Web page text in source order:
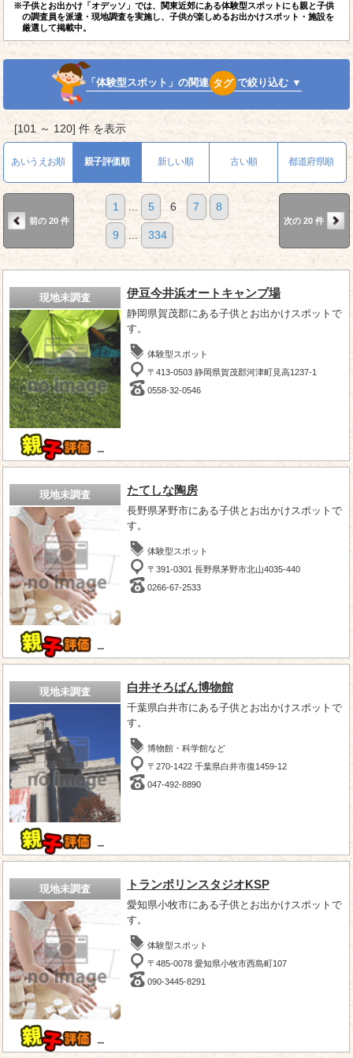
※子供とお出かけ「オデッソ」では、関東近郊にある体験型スポットにも親と子供
の調査員を派遣・現地調査を実施し、子供が楽しめるお出かけスポット・施設を
厳選して掲載中。
「体験型スポット」の関連 タグ で絞り込む ▼
[101 ～ 120] 件 を表示
あいうえお順 親子評価順 新しい順 古い順 都道府県順
前の 20 件
1 ... 5 6 7 8
9 ... 334
次の 20 件
現地未調査
－
伊豆今井浜オートキャンプ場
静岡県賀茂郡にある子供とお出かけスポットで
す。
体験型スポット
〒413-0503 静岡県賀茂郡河津町見高1237-1
0558-32-0546
現地未調査
－
たてしな陶房
長野県茅野市にある子供とお出かけスポットで
す。
体験型スポット
〒391-0301 長野県茅野市北山4035-440
0266-67-2533
現地未調査
－
白井そろばん博物館
千葉県白井市にある子供とお出かけスポットで
す。
博物館・科学館など
〒270-1422 千葉県白井市復1459-12
047-492-8890
現地未調査
－
トランポリンスタジオKSP
愛知県小牧市にある子供とお出かけスポットで
す。
体験型スポット
〒485-0078 愛知県小牧市西島町107
090-3445-8291